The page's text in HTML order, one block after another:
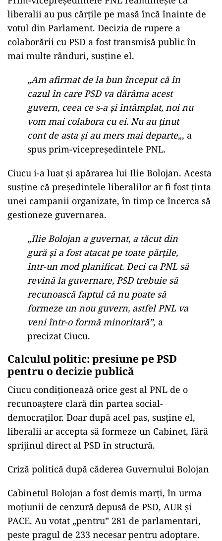
liberalii au pus cărțile pe masă încă înainte de
votul din Parlament. Decizia de rupere a
colaborării cu PSD a fost transmisă public în
mai multe rânduri, susține el.
„Am afirmat de la bun început că în
cazul în care PSD va dărâma acest
guvern, ceea ce s-a și întâmplat, noi nu
vom mai colabora cu ei. Nu au ținut
cont de asta și au mers mai departe„, a
spus prim-vicepreședintele PNL.
Ciucu i-a luat și apărarea lui Ilie Bolojan. Acesta
susține că președintele liberalilor ar fi fost ținta
unei campanii organizate, în timp ce încerca să
gestioneze guvernarea.
„Ilie Bolojan a guvernat, a tăcut din
gură și a fost atacat pe toate părțile,
într-un mod planificat. Deci ca PNL să
revină la guvernare, PSD trebuie să
recunoască faptul că nu poate să
formeze un nou guvern, astfel PNL va
veni într-o formă minoritară”, a
precizat Ciucu.
Calculul politic: presiune pe PSD
pentru o decizie publică
Ciucu condiționează orice gest al PNL de o
recunoaștere clară din partea social-
democraților. Doar după acel pas, susține el,
liberalii ar accepta să formeze un Cabinet, fără
sprijinul direct al PSD în structură.
Criză politică după căderea Guvernului Bolojan
Cabinetul Bolojan a fost demis marți, în urma
moțiunii de cenzură depusă de PSD, AUR și
PACE. Au votat „pentru” 281 de parlamentari,
peste pragul de 233 necesar pentru adoptare.